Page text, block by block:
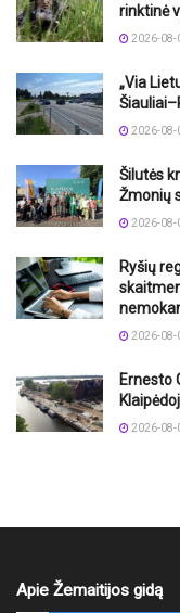
rinktinė
2026-08-
„Via
2026-08-
Šilutės
Žmonių
2026-08-
Ryšių
2026-08-
Ernesto
2026-08-
Apie Žemaitijos gidą